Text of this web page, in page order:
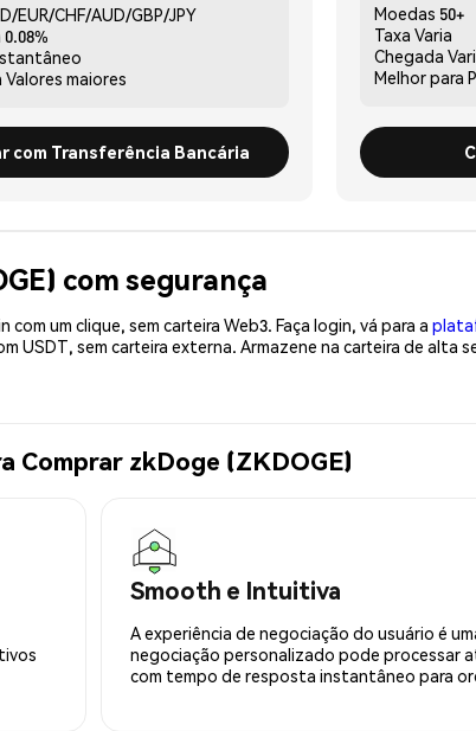
EUR/CHF/AUD/GBP/JPY
0.08%
Valores maiores
com Transferência Bancária
Moedas 50+
Taxa Varia
Chegada
Melhor para
com segurança
um clique, sem carteira Web3. Faça login, vá para a
sem carteira externa. Armazene na carteira de alta
Comprar zkDoge (ZKDOGE)
Smooth e Intuitiva
A experiência de negociação do usuário é
negociação personalizado pode processar
com tempo de resposta instantâneo para